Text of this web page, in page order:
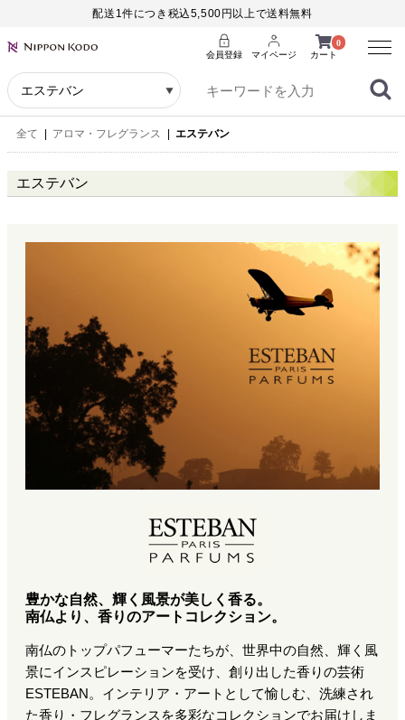
配送1件につき税込5,500円以上で送料無料
0
カート
会員登録 マイページ
Menu
全て アロマ・フレグランス エステバン
エステバン
豊かな自然、輝く風景が美しく香る。
南仏より、香りのアートコレクション。
南仏のトップパフューマーたちが、世界中の自然、輝く風
景にインスピレーションを受け、創り出した香りの芸術
ESTEBAN。インテリア・アートとして愉しむ、洗練され
た香り・フレグランスを多彩なコレクションでお届けしま